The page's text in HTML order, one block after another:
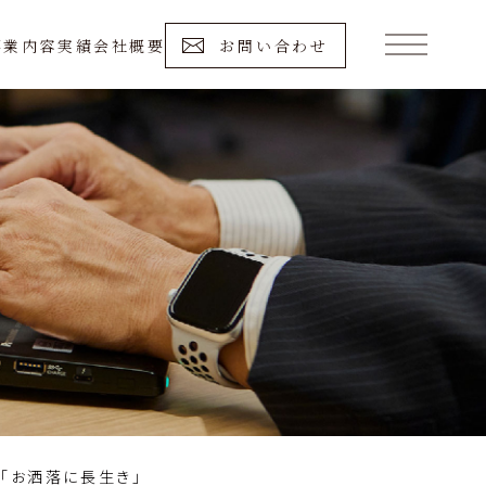
業内容実績会社概要 お問い合わせ
「お洒落に長生き」